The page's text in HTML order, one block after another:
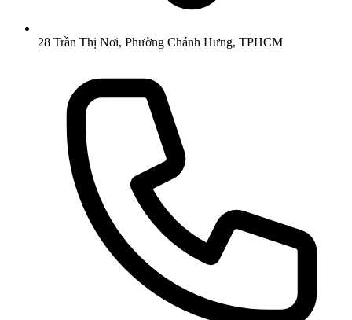
28 Trần Thị Nơi, Phường Chánh Hưng, TPHCM